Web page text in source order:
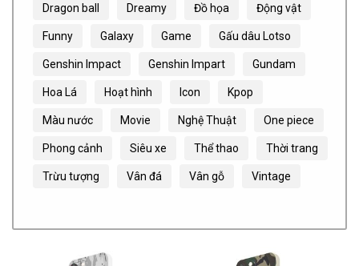
Dragon ball Dreamy Đồ họa Động vật
Funny Galaxy Game Gấu dâu Lotso
Genshin Impact Genshin Impart Gundam
Hoa Lá Hoạt hình Icon Kpop
Màu nước Movie Nghệ Thuật One piece
Phong cảnh Siêu xe Thể thao Thời trang
Trừu tượng Vân đá Vân gỗ Vintage